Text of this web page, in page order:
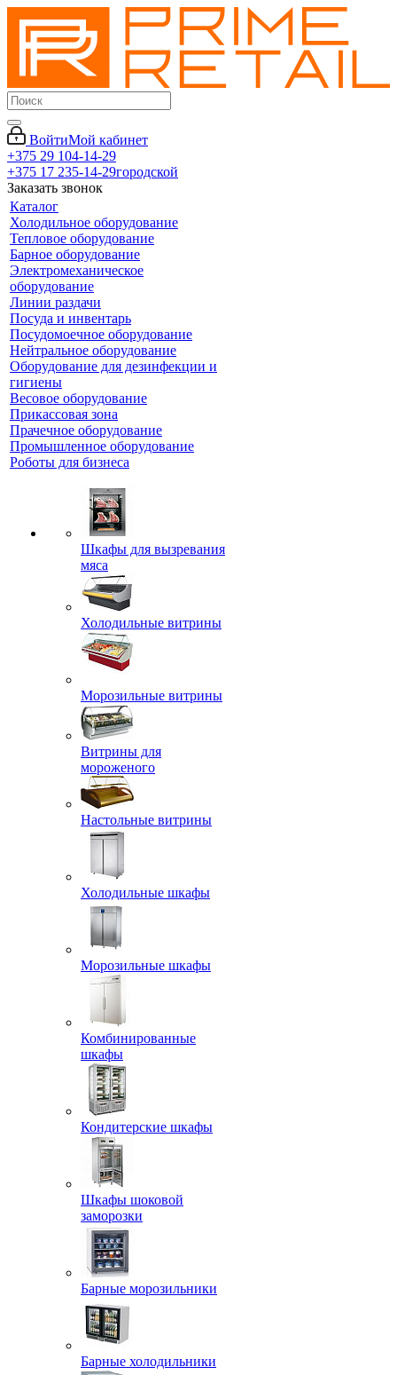
ВойтиМой кабинет
+375 29 104-14-29
+375 17 235-14-29городской
Заказать звонок
Каталог
Холодильное оборудование
Тепловое оборудование
Барное оборудование
Электромеханическое
оборудование
Линии раздачи
Посуда и инвентарь
Посудомоечное оборудование
Нейтральное оборудование
Оборудование для дезинфекции и
гигиены
Весовое оборудование
Прикассовая зона
Прачечное оборудование
Промышленное оборудование
Роботы для бизнеса
Шкафы для вызревания
мяса
Холодильные витрины
Морозильные витрины
Витрины для
мороженого
Настольные витрины
Холодильные шкафы
Морозильные шкафы
Комбинированные
шкафы
Кондитерские шкафы
Шкафы шоковой
заморозки
Барные морозильники
Барные холодильники